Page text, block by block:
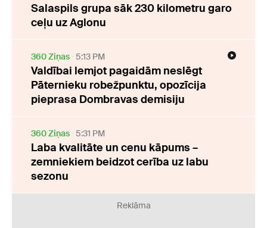
Salaspils grupa sāk 230 kilometru garo
ceļu uz Aglonu
360 Ziņas 5:13 PM
Valdībai lemjot pagaidām neslēgt
Pāternieku robežpunktu, opozīcija
pieprasa Dombravas demisiju
360 Ziņas 5:31 PM
Laba kvalitāte un cenu kāpums –
zemniekiem beidzot cerība uz labu
sezonu
Reklāma